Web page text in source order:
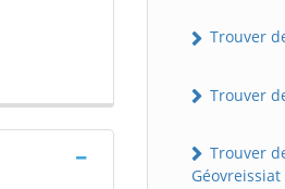
Trouver
Trouver
Trouver
Géovreissiat